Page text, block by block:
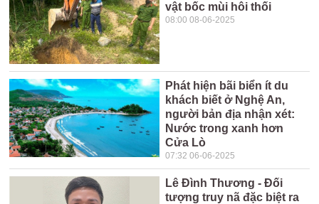
vật bốc mùi hôi thối
08:00 08-06-2025
Phát hiện bãi biển ít du
khách biết ở Nghệ An,
người bản địa nhận xét:
Nước trong xanh hơn
Cửa Lò
07:32 06-06-2025
Lê Đình Thương - Đối
tượng truy nã đặc biệt ra